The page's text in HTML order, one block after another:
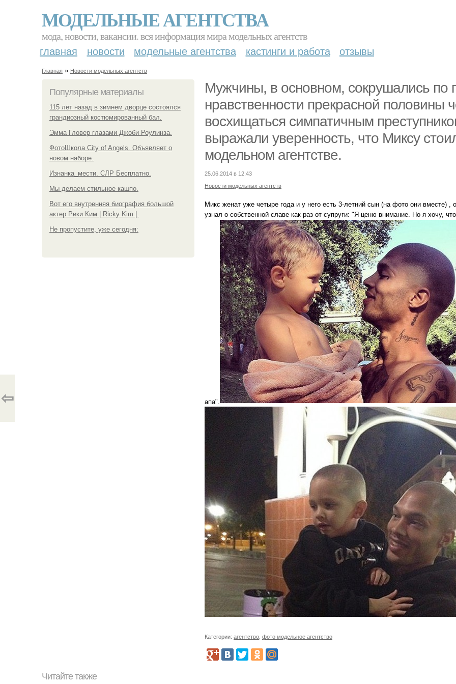
МОДЕЛЬНЫЕ АГЕНТСТВА
мода, новости, вакансии. вся информация мира модельных агентств
главная новости модельные агентства кастинги и работа отзывы
Главная » Новости модельных агентств
Популярные материалы
115 лет назад в зимнем дворце состоялся
грандиозный костюмированный бал.
Эмма Гловер глазами Джоби Роулинза.
ФотоШкола City of Angels. Объявляет о
новом наборе.
Изнанка_мести. СЛР Бесплатно.
Мы делаем стильное кашпо.
Вот его внутренняя биография большой
актер Рики Ким | Ricky Kim |.
Не пропустите, уже сегодня:
Мужчины, в основном, сокрушались по
нравственности прекрасной половины
восхищаться симпатичным
выражали уверенность, что Миксу
модельном агентстве.
25.06.2014 в 12:43
Новости модельных агентств
Микс женат уже четыре года и у него есть 3-летний сын (на фото они вместе)
узнал о собственной славе как раз от супруги: "Я ценю внимание. Но я хочу,
апа".
Категории: агентство фото модельное агентство
⇦
Читайте также